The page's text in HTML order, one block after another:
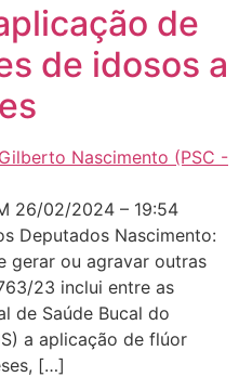
de
de idosos a
26/02/2024 – 19:54
Deputados Nascimento:
gerar ou agravar outras
23 inclui entre as
de Saúde Bucal do
a aplicação de flúor
[…]